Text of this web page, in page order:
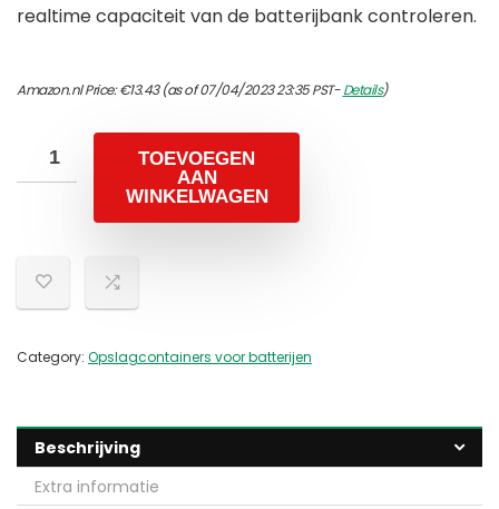
realtime capaciteit van de batterijbank controleren.
Amazon.nl Price:€13.43(as of 07/04/2023 23:35 PST-Details)
TOEVOEGEN
AAN
WINKELWAGEN
Category: Opslagcontainers voor batterijen
Beschrijving
Extra informatie